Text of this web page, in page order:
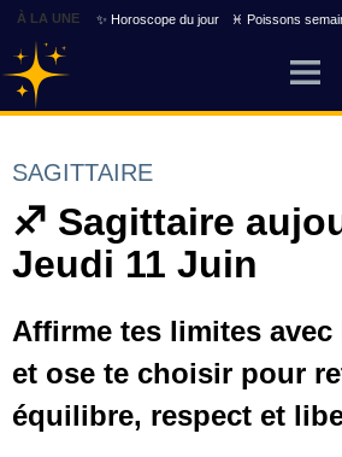
À LA UNE ✨ Horoscope du jour ♓ Poissons
SAGITTAIRE
♐ Sagittaire
Jeudi 11 Juin
Affirme tes limites
et ose te choisir pour
équilibre, respect et